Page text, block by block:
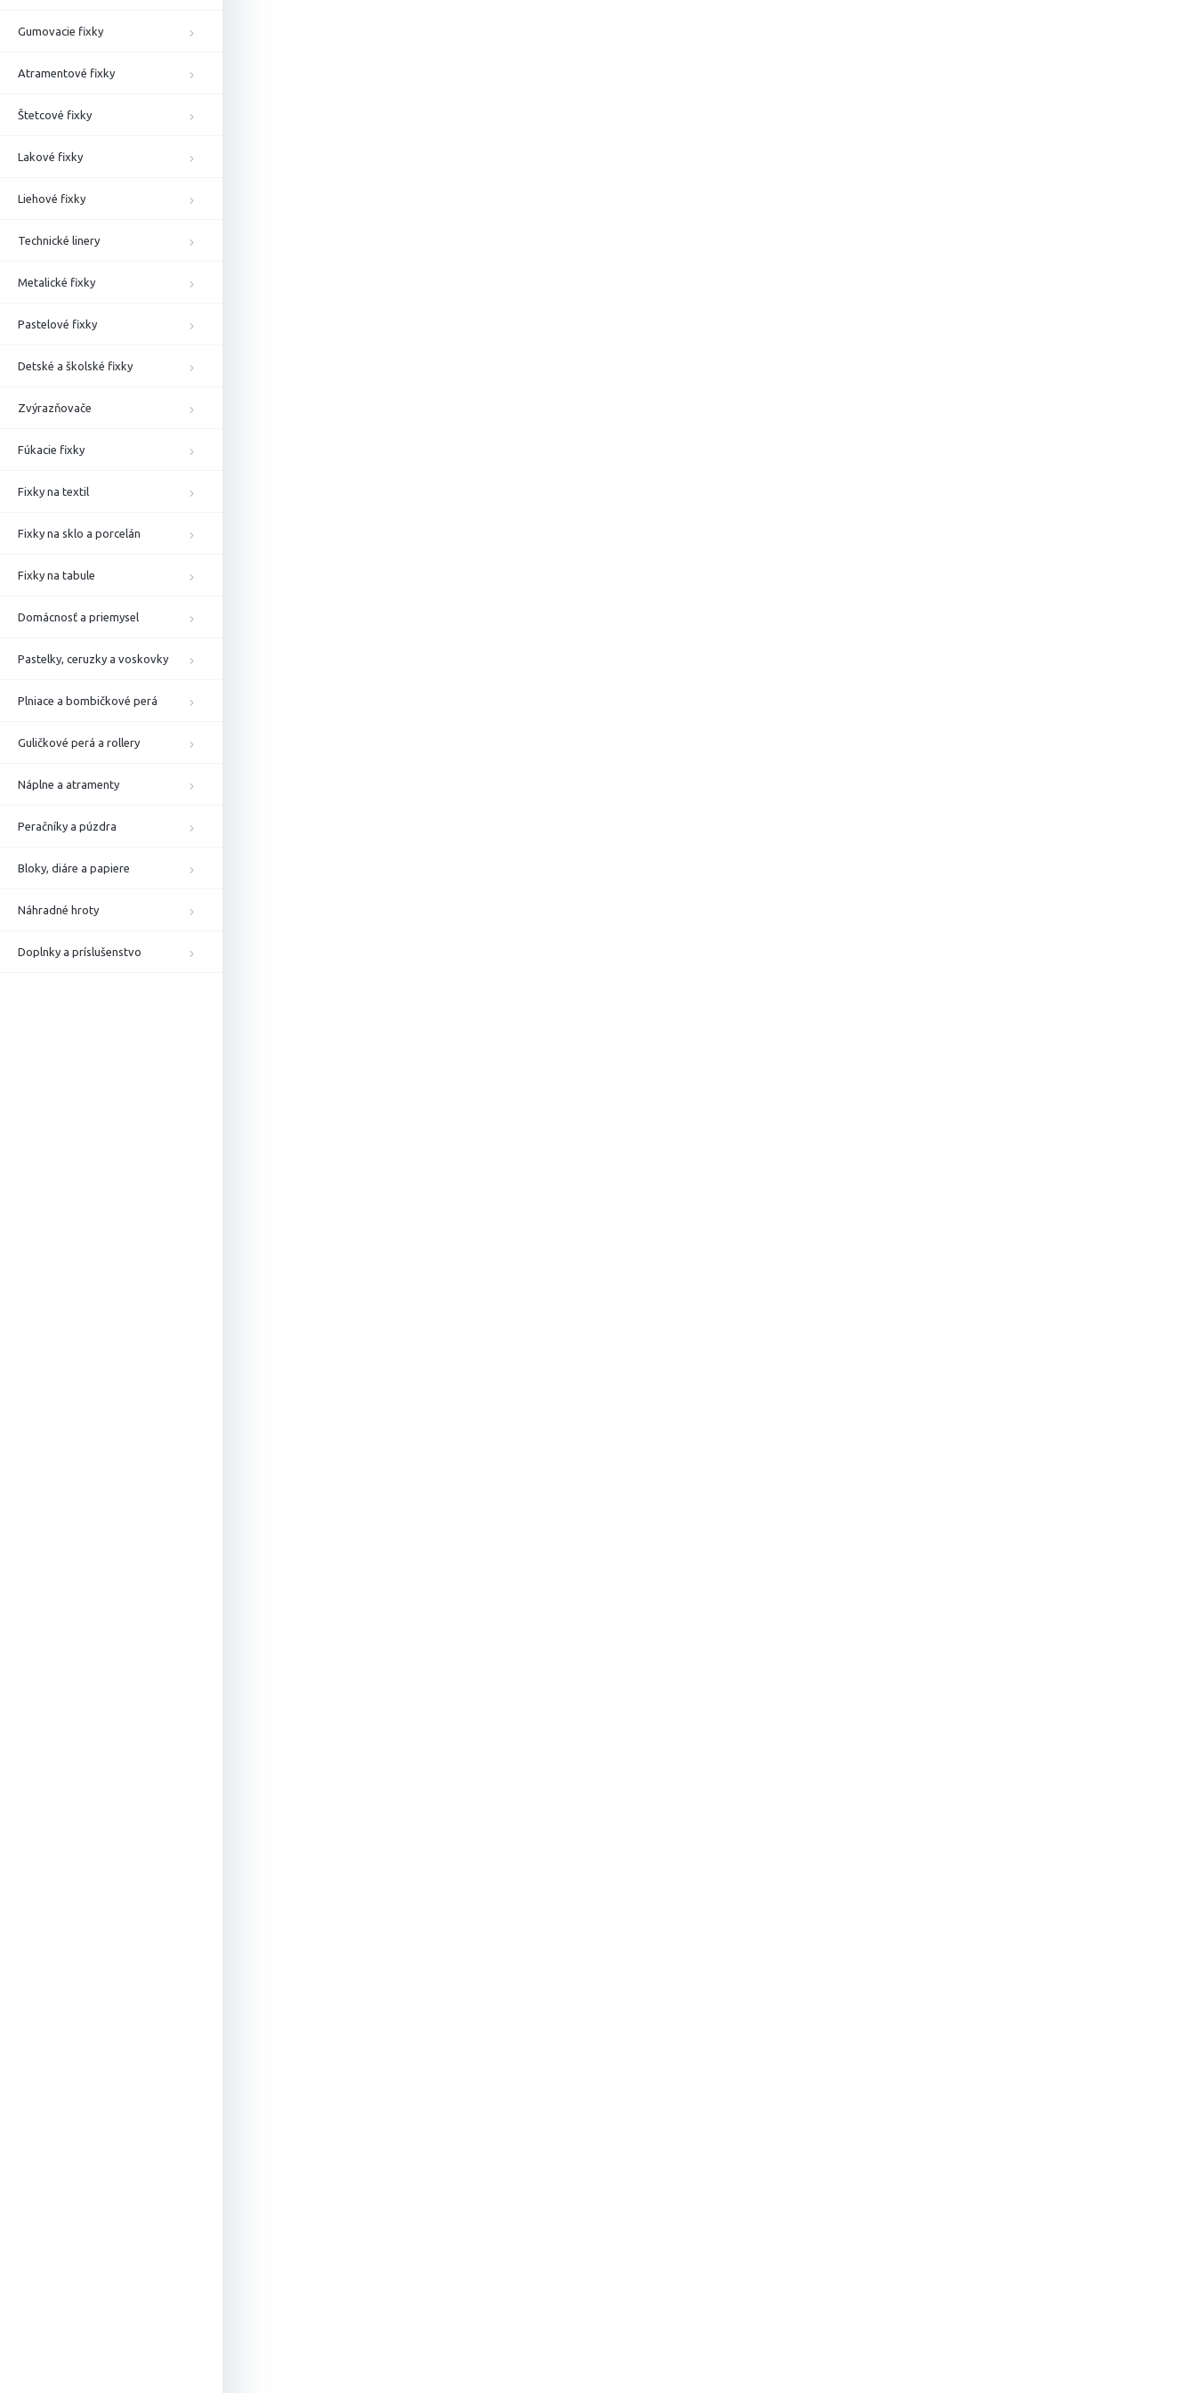
Gumovacie fixky
Atramentové fixky
Štetcové fixky
Lakové fixky
Liehové fixky
Technické linery
Metalické fixky
Pastelové fixky
Detské a školské fixky
Zvýrazňovače
Fúkacie fixky
Fixky na textil
Fixky na sklo a porcelán
Fixky na tabule
Domácnosť a priemysel
Pastelky, ceruzky a voskovky
Plniace a bombičkové perá
Guličkové perá a rollery
Náplne a atramenty
Peračníky a púzdra
Bloky, diáre a papiere
Náhradné hroty
Doplnky a príslušenstvo